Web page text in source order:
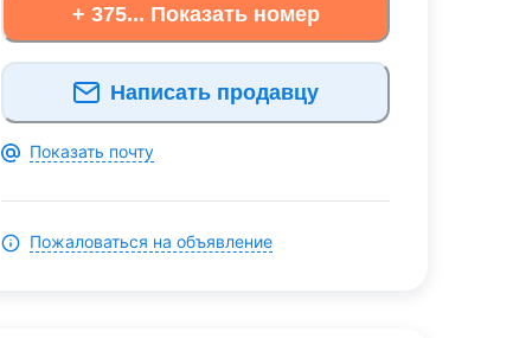
+ 375... Показать номер
Написать продавцу
Показать почту
Пожаловаться на объявление